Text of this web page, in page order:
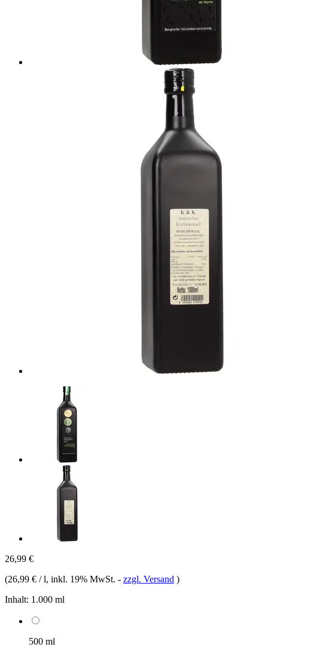
26,99 €
(26,99 € / l, inkl. 19% MwSt. - zzgl. Versand )
Inhalt: 1.000 ml
500 ml